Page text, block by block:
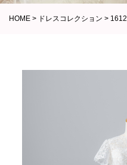
HOME > ドレスコレクション > 1612